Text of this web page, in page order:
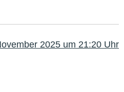
2025 um 21:20 Uhr